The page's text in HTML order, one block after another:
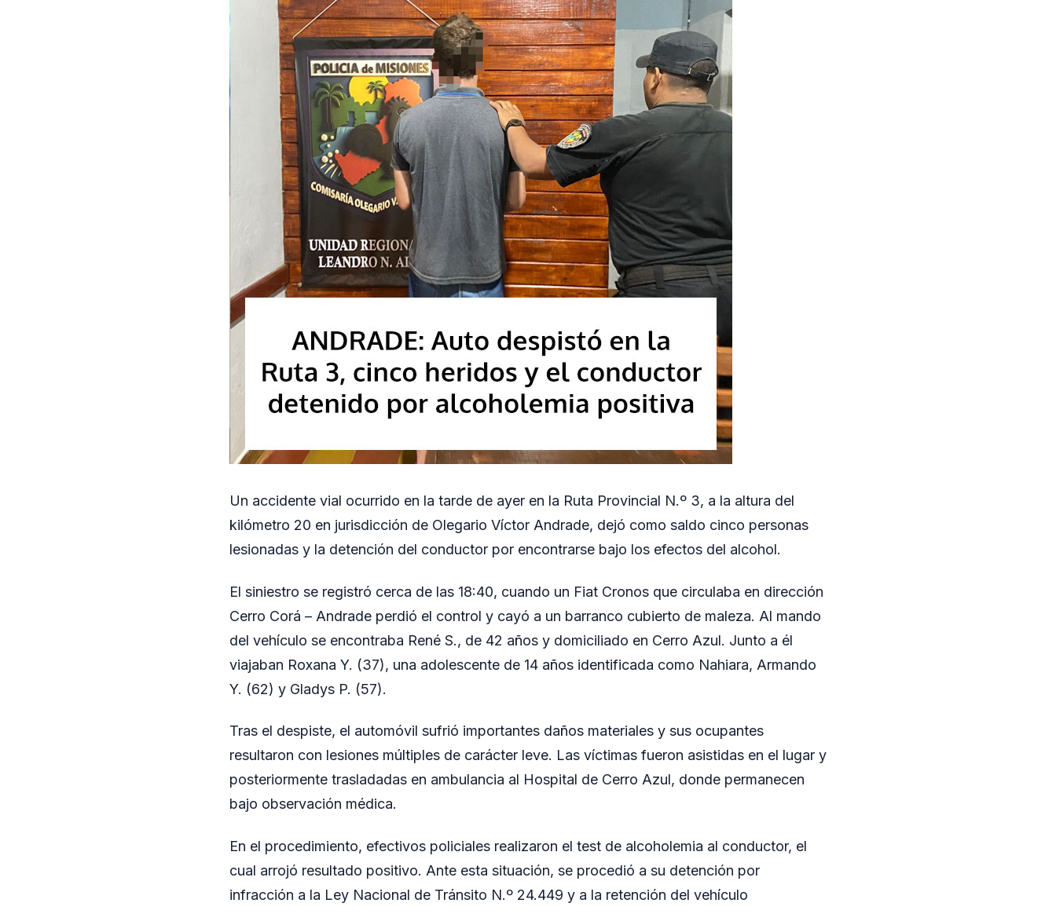
Un accidente vial ocurrido en la tarde de ayer en la Ruta Provincial N.º 3, a la altura del
kilómetro 20 en jurisdicción de Olegario Víctor Andrade, dejó como saldo cinco personas
lesionadas y la detención del conductor por encontrarse bajo los efectos del alcohol.
El siniestro se registró cerca de las 18:40, cuando un Fiat Cronos que circulaba en dirección
Cerro Corá – Andrade perdió el control y cayó a un barranco cubierto de maleza. Al mando
del vehículo se encontraba René S., de 42 años y domiciliado en Cerro Azul. Junto a él
viajaban Roxana Y. (37), una adolescente de 14 años identificada como Nahiara, Armando
Y. (62) y Gladys P. (57).
Tras el despiste, el automóvil sufrió importantes daños materiales y sus ocupantes
resultaron con lesiones múltiples de carácter leve. Las víctimas fueron asistidas en el lugar y
posteriormente trasladadas en ambulancia al Hospital de Cerro Azul, donde permanecen
bajo observación médica.
En el procedimiento, efectivos policiales realizaron el test de alcoholemia al conductor, el
cual arrojó resultado positivo. Ante esta situación, se procedió a su detención por
infracción a la Ley Nacional de Tránsito N.º 24.449 y a la retención del vehículo